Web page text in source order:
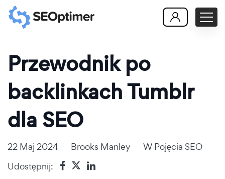
Przewodnik po
backlinkach Tumblr
dla SEO
22 Maj 2024 Brooks Manley W Pojęcia SEO
Udostępnij: